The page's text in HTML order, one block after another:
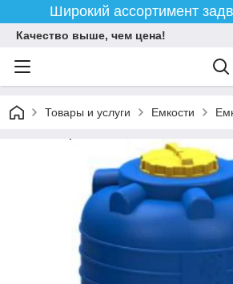
Широкий ассортимент
Качество выше, чем цена!
Товары и услуги Емкости